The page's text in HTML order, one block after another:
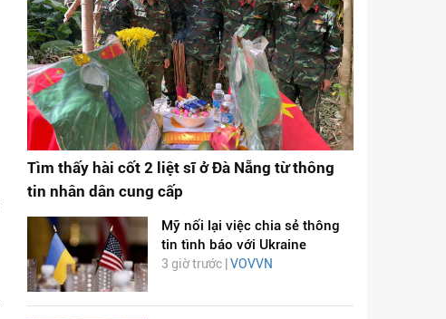
Tìm thấy hài cốt 2 liệt sĩ ở Đà Nẵng từ thông
tin nhân dân cung cấp
Mỹ nối lại việc chia sẻ thông
tin tình báo với Ukraine
3 giờ trước | VOVVN